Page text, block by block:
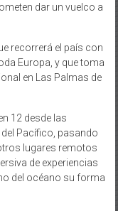
dar un vuelco a
recorrerá el país con
Europa, y que toma
en Las Palmas de
12 desde las
Pacífico, pasando
lugares remotos
de experiencias
del océano su forma